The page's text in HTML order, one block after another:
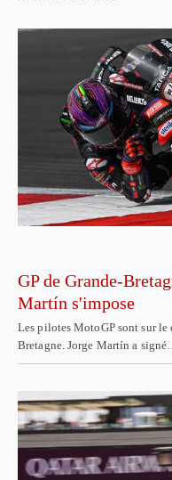
GP de Grande-
Martín s'impose
Les pilotes MotoGP sont sur
Bretagne. Jorge Martín a signé…